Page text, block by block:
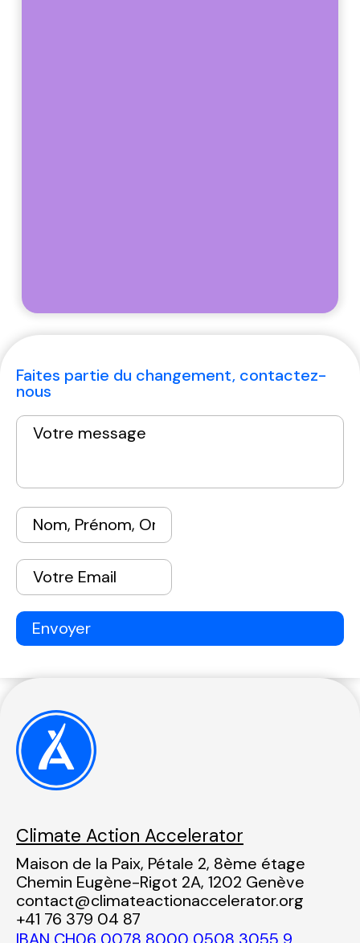
Faites partie du changement, contactez-
nous
Climate Action Accelerator
Maison de la Paix, Pétale 2, 8ème étage
Chemin Eugène-Rigot 2A, 1202 Genève
contact@climateactionaccelerator.org
+41 76 379 04 87